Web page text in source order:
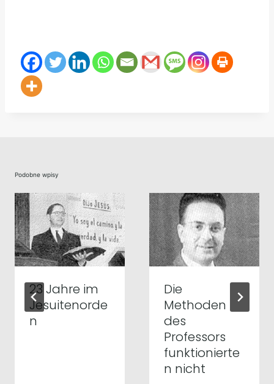
Podobne wpisy
23 Jahre im
Jesuitenorde
n
Die
Methoden
des
Professors
funktionierte
n nicht